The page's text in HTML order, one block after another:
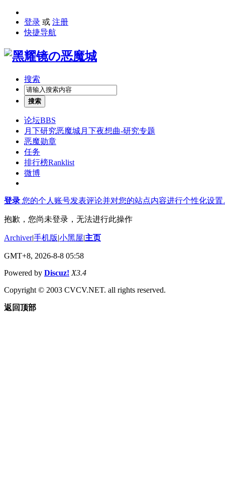
登录 或 注册
快捷导航
搜索
搜索
论坛BBS
月下研究恶魔城月下夜想曲-研究专题
恶魔勋章
任务
排行榜Ranklist
微博
登录 您的个人账号发表评论并对您的站点内容进行个性化设置
抱歉，您尚未登录，无法进行此操作
Archiver|手机版|小黑屋|主页
GMT+8, 2026-8-8 05:58
Powered by Discuz! X3.4
Copyright © 2003 CVCV.NET. all rights reserved.
返回顶部